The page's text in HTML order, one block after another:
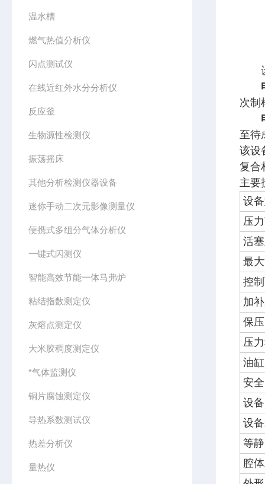
温水槽
燃气热值分析仪
闪点测试仪
在线近红外水分分析仪
反应釜
生物源性检测仪
振荡摇床
其他分析检测仪器设备
迷你手动二次元影像测量仪
便携式多组分气体分析仪
一键式闪测仪
智能高效节能一体马弗炉
粘结指数测定仪
灰熔点测定仪
大米胶稠度测定仪
*气体监测仪
铜片腐蚀测定仪
导热系数测试仪
热差分析仪
量热仪
设
次制
至待
该设
复合
主要
设
压
活
最
控
加
保
压
油
安
设
设
等
腔